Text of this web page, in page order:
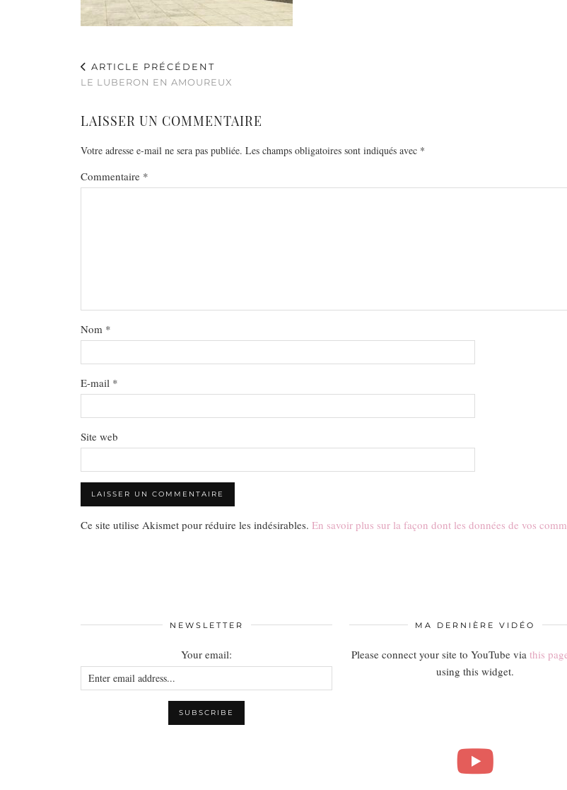
ARTICLE PRÉCÉDENT
LE LUBERON EN AMOUREUX
LAISSER UN COMMENTAIRE
Votre adresse e-mail ne sera pas publiée. Les champs obligatoires sont indiqués avec *
Commentaire *
Nom *
E-mail *
Site web
Ce site utilise Akismet pour réduire les indésirables. En savoir plus sur la façon dont les données de vos
NEWSLETTER
Your email:
MA DERNIÈRE VIDÉO
Please connect your site to YouTube via this
using this widget.